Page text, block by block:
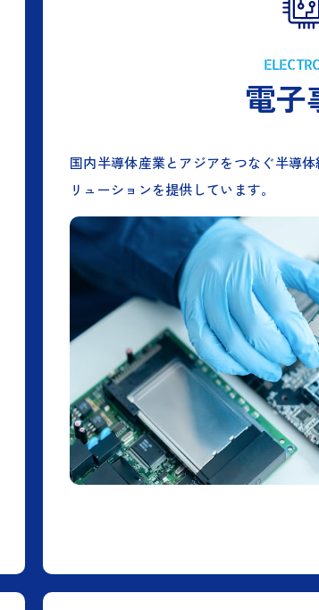
電子
国内半導体産業とアジアをつなぐ半導
リューションを提供しています。